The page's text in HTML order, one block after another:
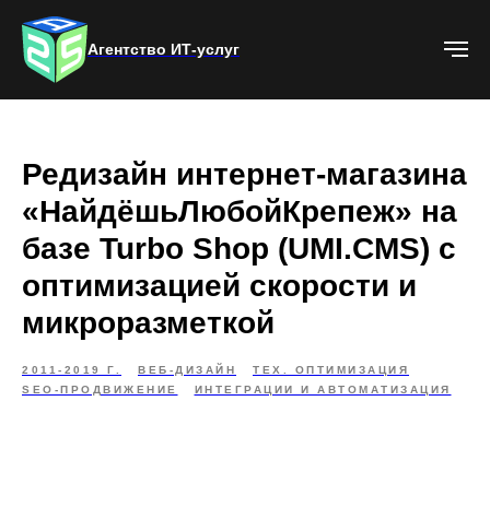
Агентство ИТ-услуг
Редизайн интернет-магазина
«НайдёшьЛюбойКрепеж» на
базе Turbo Shop (UMI.CMS) с
оптимизацией скорости и
микроразметкой
2011-2019 Г. ВЕБ-ДИЗАЙН
ТЕХ. ОПТИМИЗАЦИЯ
SEO-ПРОДВИЖЕНИЕ
ИНТЕГРАЦИИ И АВТОМАТИЗАЦИЯ